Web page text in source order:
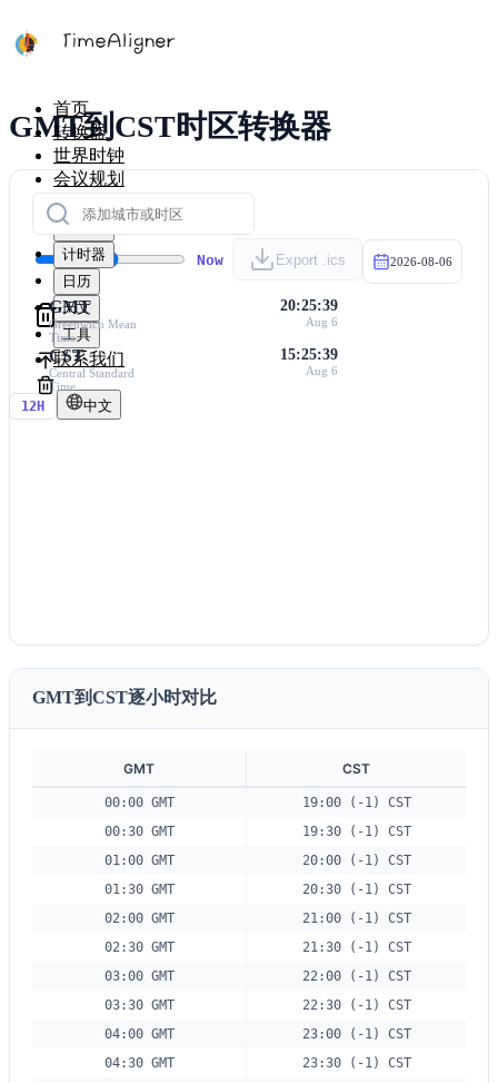
首页
转换器
世界时钟
会议规划
时区地图
计算器
计时器
日历
天文
工具
联系我们
12H 中文
GMT到CST时区转换器
Now Export .ics 2026-08-06
GMT
Greenwich Mean
Time
20:25:39
Aug 6
CST
Central Standard
Time
15:25:39
Aug 6
GMT到CST逐小时对比
GMT CST
00:00 GMT
19:00 (-1) CST
00:30 GMT
19:30 (-1) CST
01:00 GMT
20:00 (-1) CST
01:30 GMT
20:30 (-1) CST
02:00 GMT
21:00 (-1) CST
02:30 GMT
21:30 (-1) CST
03:00 GMT
22:00 (-1) CST
03:30 GMT
22:30 (-1) CST
04:00 GMT
23:00 (-1) CST
04:30 GMT
23:30 (-1) CST